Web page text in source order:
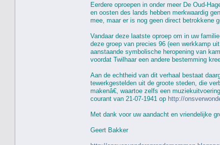
Eerdere oproepen in onder meer De Oud-
en oosten des lands hebben merkwaardig
mee, maar er is nog geen direct betrokkene
Vandaar deze laatste oproep om in uw
deze groep van precies 96 (een werkkamp
aanstaande symbolische heropening van
voordat Twilhaar een andere bestemming
Aan de echtheid van dit verhaal bestaat
tewerkgestelden uit de groote steden, die
makenâ€, waartoe zelfs een
courant van 21-07-1941 op http://
Met dank voor uw aandacht en vriendelijke
Geert Bakker